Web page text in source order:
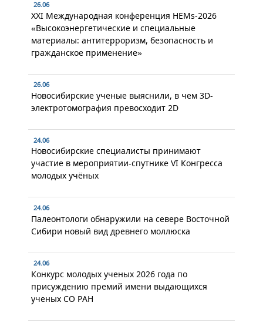
26.06
XXI Международная конференция HEMs-2026
«Высокоэнергетические и специальные
материалы: антитерроризм, безопасность и
гражданское применение»
26.06
Новосибирские ученые выяснили, в чем 3D-
электротомография превосходит 2D
24.06
Новосибирские специалисты принимают
участие в мероприятии-спутнике VI Конгресса
молодых учёных
24.06
Палеонтологи обнаружили на севере Восточной
Сибири новый вид древнего моллюска
24.06
Конкурс молодых ученых 2026 года по
присуждению премий имени выдающихся
ученых СО РАН